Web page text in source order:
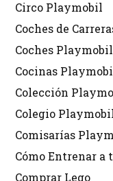
Circo Playmobil
Coches de
Coches Playmobil
Cocinas
Colección
Colegio
Comisarías
Cómo Entrenar a
Comprar Lego